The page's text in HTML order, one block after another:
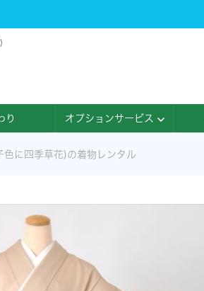
り オプションサービス
色に四季草花)の着物レンタル